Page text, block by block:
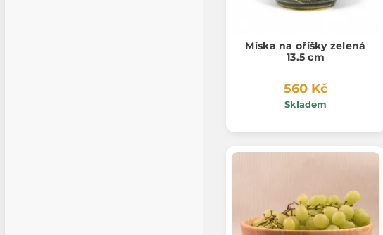
Miska na oříšky zelená
13.5 cm
560 Kč
Skladem